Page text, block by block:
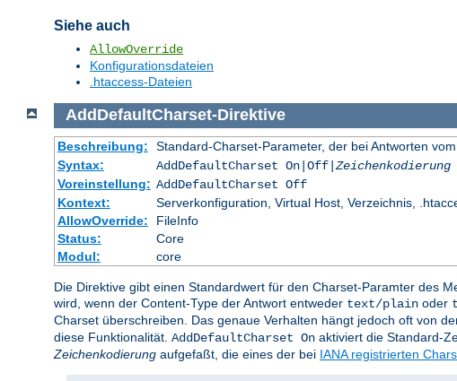
Siehe auch
AllowOverride
Konfigurationsdateien
.htaccess-Dateien
AddDefaultCharset-Direktive
Beschreibung: Standard-Charset-Parameter, der bei Antworten
Syntax:
AddDefaultCharset On|Off|Zeichenkodierung
Voreinstellung: AddDefaultCharset Off
Kontext:
Serverkonfiguration, Virtual Host, Verzeichnis,
AllowOverride:
FileInfo
Status:
Core
Modul:
core
Die Direktive gibt einen Standardwert für den Charset-Paramter des
wird, wenn der Content-Type der Antwort entweder text/plain oder
Charset überschreiben. Das genaue Verhalten hängt jedoch oft von
diese Funktionalität. AddDefaultCharset On aktiviert die Standard-
Zeichenkodierung aufgefaßt, die eines der bei IANA registrierten